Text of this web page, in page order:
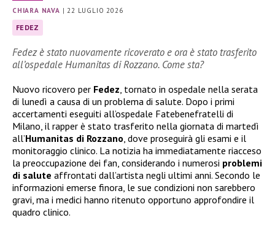
CHIARA NAVA |22 LUGLIO 2026
FEDEZ
Fedez è stato nuovamente ricoverato e ora è stato trasferito
all’ospedale Humanitas di Rozzano. Come sta?
Nuovo ricovero per Fedez, tornato in ospedale nella serata
di lunedì a causa di un problema di salute. Dopo i primi
accertamenti eseguiti all’ospedale Fatebenefratelli di
Milano, il rapper è stato trasferito nella giornata di martedì
all’Humanitas di Rozzano, dove proseguirà gli esami e il
monitoraggio clinico. La notizia ha immediatamente riacceso
la preoccupazione dei fan, considerando i numerosi problemi
di salute affrontati dall’artista negli ultimi anni. Secondo le
informazioni emerse finora, le sue condizioni non sarebbero
gravi, ma i medici hanno ritenuto opportuno approfondire il
quadro clinico.